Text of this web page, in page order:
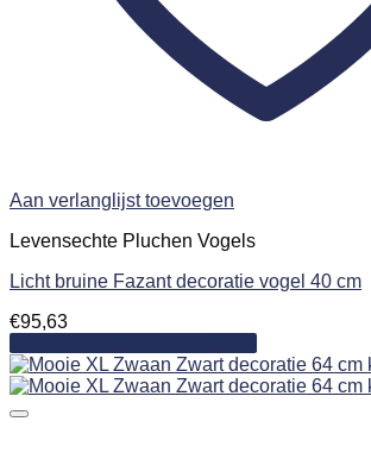
Aan verlanglijst toevoegen
Levensechte Pluchen Vogels
Licht bruine Fazant decoratie vogel 40 cm
€95,63